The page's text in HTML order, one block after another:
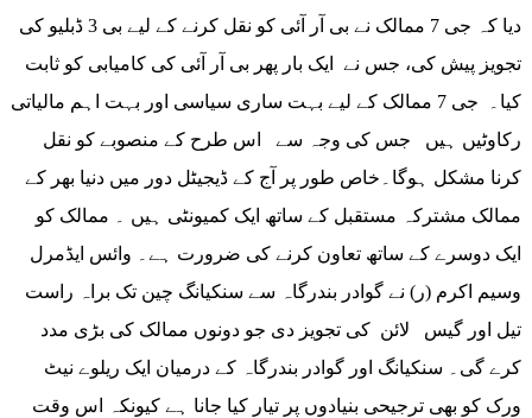
دیا کہ جی 7 ممالک نے بی آر آئی کو نقل کرنے کے لیے بی 3 ڈبلیو کی
تجویز پیش کی، جس نے ایک بار پھر بی آر آئی کی کامیابی کو ثابت
کیا۔ جی 7 ممالک کے لیے بہت ساری سیاسی اور بہت اہم مالیاتی
رکاوٹیں ہیں جس کی وجہ سے اس طرح کے منصوبے کو نقل
کرنا مشکل ہوگا۔خاص طور پر آج کے ڈیجیٹل دور میں دنیا بھر کے
ممالک مشترکہ مستقبل کے ساتھ ایک کمیونٹی ہیں ۔ ممالک کو
ایک دوسرے کے ساتھ تعاون کرنے کی ضرورت ہے۔ وائس ایڈمرل
وسیم اکرم (ر) نے گوادر بندرگاہ سے سنکیانگ چین تک براہ راست
تیل اور گیس لائن کی تجویز دی جو دونوں ممالک کی بڑی مدد
کرے گی۔ سنکیانگ اور گوادر بندرگاہ کے درمیان ایک ریلوے نیٹ
ورک کو بھی ترجیحی بنیادوں پر تیار کیا جانا ہے کیونکہ اس وقت